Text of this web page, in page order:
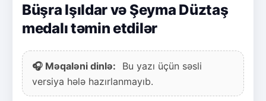
Büşra Işıldar və Şeyma Düztaş
medalı təmin etdilər
🎧 Məqaləni dinlə:
Bu yazı üçün səsli
versiya hələ hazırlanmayıb.